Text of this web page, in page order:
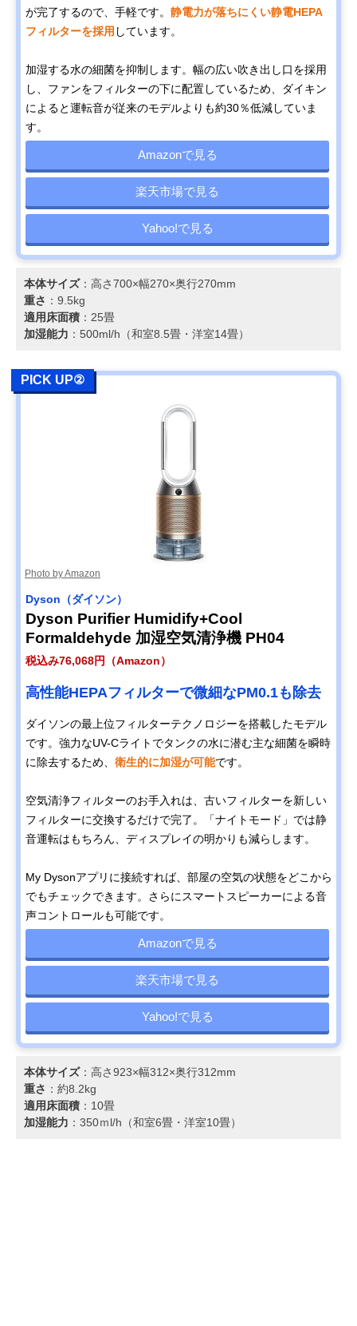
が完了するので、手軽です。 静電力が落ちにくい静電HEPA
フィルターを採用 しています。
加湿する水の細菌を抑制します。幅の広い吹き出し口を採用
し、ファンをフィルターの下に配置しているため、ダイキン
によると運転音が従来のモデルよりも約30％低減していま
す。
Amazonで見る
楽天市場で見る
Yahoo!で見る
本体サイズ：高さ700×幅270×奥行270mm
重さ ：9.5kg
適用床面積 ：25畳
加湿能力 ：500ml/h（和室8.5畳・洋室14畳）
PICK UP②
Photo by Amazon
Dyson（ダイソン）
Dyson Purifier Humidify+Cool
Formaldehyde 加湿空気清浄機 PH04
税込み76,068円（Amazon）
高性能HEPAフィルターで微細なPM0.1も除去
ダイソンの最上位フィルターテクノロジーを搭載したモデル
です。強力なUV-Cライトでタンクの水に潜む主な細菌を瞬時
に除去するため、 衛生的に加湿が可能です。
空気清浄フィルターのお手入れは、古いフィルターを新しい
フィルターに交換するだけで完了。「ナイトモード」では静
音運転はもちろん、ディスプレイの明かりも減らします。
My Dysonアプリに接続すれば、部屋の空気の状態をどこから
でもチェックできます。さらにスマートスピーカーによる音
声コントロールも可能です。
Amazonで見る
楽天市場で見る
Yahoo!で見る
本体サイズ：高さ923×幅312×奥行312mm
重さ ：約8.2kg
適用床面積 ：10畳
加湿能力 ：350ｍl/h（和室6畳・洋室10畳）